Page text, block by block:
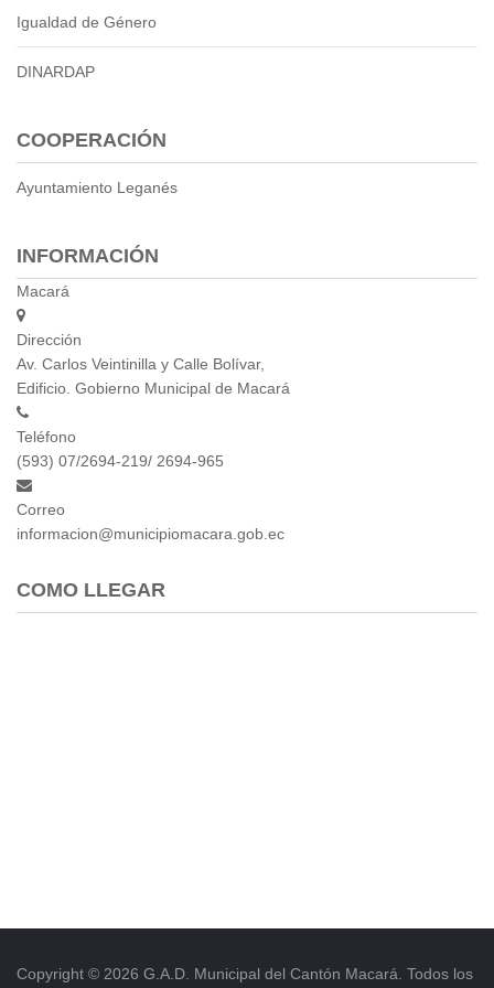
Igualdad de Género
DINARDAP
COOPERACIÓN
Ayuntamiento Leganés
INFORMACIÓN
Macará
Dirección
Av. Carlos Veintinilla y Calle Bolívar,
Edificio. Gobierno Municipal de Macará
Teléfono
(593) 07/2694-219/ 2694-965
Correo
informacion@municipiomacara.gob.ec
COMO LLEGAR
Copyright © 2026 G.A.D. Municipal del Cantón Macará. Todos los
Empresa Pública de Vivienda
P.A.C. - P.O.A.
GACETA TRIBUTARIA
Ordenanzas/Resoluciones
Convenios
Concurso de Méritos
Concursos 2016
Servicio
Consulta Pago de Impuesto
Mail